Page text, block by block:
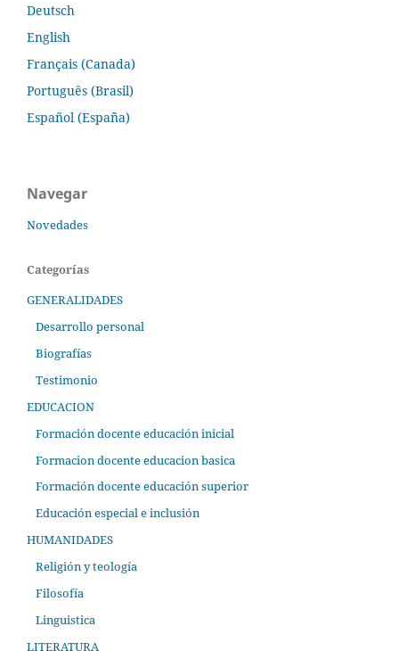
Deutsch
English
Français (Canada)
Português (Brasil)
Español (España)
Navegar
Novedades
Categorías
GENERALIDADES
Desarrollo personal
Biografías
Testimonio
EDUCACION
Formación docente educación inicial
Formacion docente educacion basica
Formación docente educación superior
Educación especial e inclusión
HUMANIDADES
Religión y teología
Filosofía
Linguistica
LITERATURA